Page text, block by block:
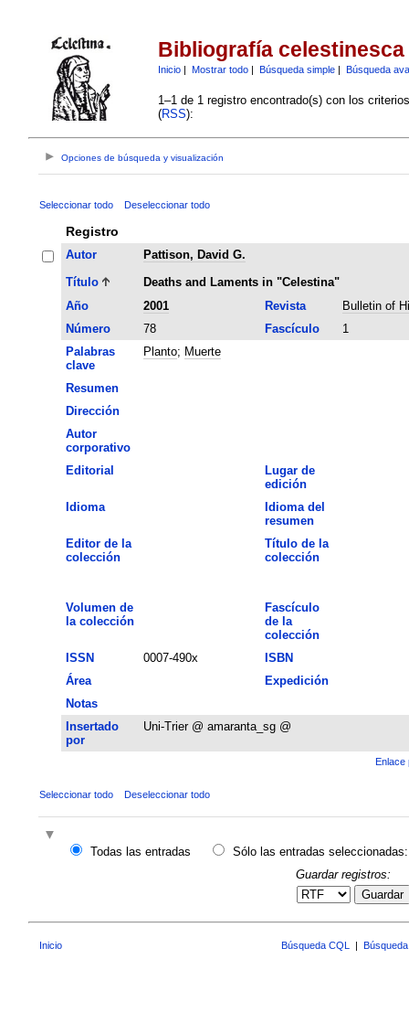
Bibliografía celestinesca
Inicio| Mostrar todo| Búsqueda simple| Búsqueda
1–1 de 1 registro encontrado(s) con los
(RSS):
Opciones de búsqueda y visualización
Seleccionar todo Deseleccionar todo
Registro
Autor
Pattison, David G.
Título
Deaths and Laments in "Celestina"
Año
2001 Revista
Bulletin of
Número
78 Fascículo
1
Palabras
clave
Planto; Muerte
Resumen
Dirección
Autor
corporativo
Editorial
Lugar de
edición
Idioma
Idioma del
resumen
Editor de la
colección
Título de la
colección
Volumen de
la colección
Fascículo
de la
colección
ISSN
0007-490x
ISBN
Área
Expedición
Notas
Insertado
por
Uni-Trier @ amaranta_sg @
Enlace
Seleccionar todo Deseleccionar todo
Todas las entradas
Sólo las entradas seleccionadas:
Guardar registros:
Guardar
Inicio Búsqueda CQL